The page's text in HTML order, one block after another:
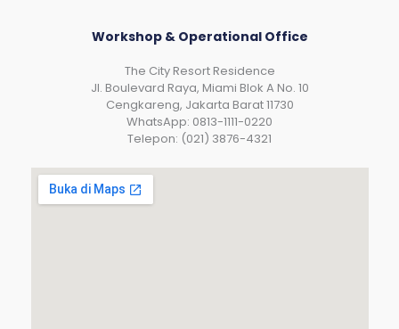
Workshop & Operational Office
The City Resort Residence
Jl. Boulevard Raya, Miami Blok A No. 10
Cengkareng, Jakarta Barat 11730
WhatsApp: 0813-1111-0220
Telepon: (021) 3876-4321